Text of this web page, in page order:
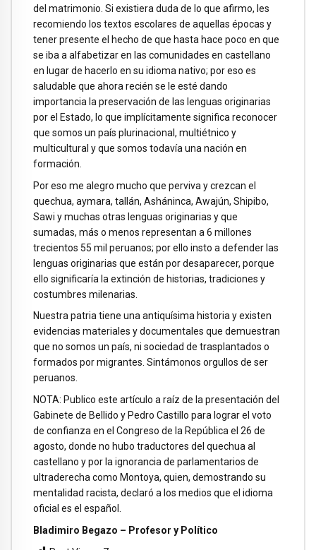
del matrimonio. Si existiera duda de lo que afirmo, les
recomiendo los textos escolares de aquellas épocas y
tener presente el hecho de que hasta hace poco en que
se iba a alfabetizar en las comunidades en castellano
en lugar de hacerlo en su idioma nativo; por eso es
saludable que ahora recién se le esté dando
importancia la preservación de las lenguas originarias
por el Estado, lo que implícitamente significa reconocer
que somos un país plurinacional, multiétnico y
multicultural y que somos todavía una nación en
formación.
Por eso me alegro mucho que perviva y crezcan el
quechua, aymara, tallán, Asháninca, Awajún, Shipibo,
Sawi y muchas otras lenguas originarias y que
sumadas, más o menos representan a 6 millones
trecientos 55 mil peruanos; por ello insto a defender las
lenguas originarias que están por desaparecer, porque
ello significaría la extinción de historias, tradiciones y
costumbres milenarias.
Nuestra patria tiene una antiquísima historia y existen
evidencias materiales y documentales que demuestran
que no somos un país, ni sociedad de trasplantados o
formados por migrantes. Sintámonos orgullos de ser
peruanos.
NOTA: Publico este artículo a raíz de la presentación del
Gabinete de Bellido y Pedro Castillo para lograr el voto
de confianza en el Congreso de la República el 26 de
agosto, donde no hubo traductores del quechua al
castellano y por la ignorancia de parlamentarios de
ultraderecha como Montoya, quien, demostrando su
mentalidad racista, declaró a los medios que el idioma
oficial es el español.
Bladimiro Begazo – Profesor y Político